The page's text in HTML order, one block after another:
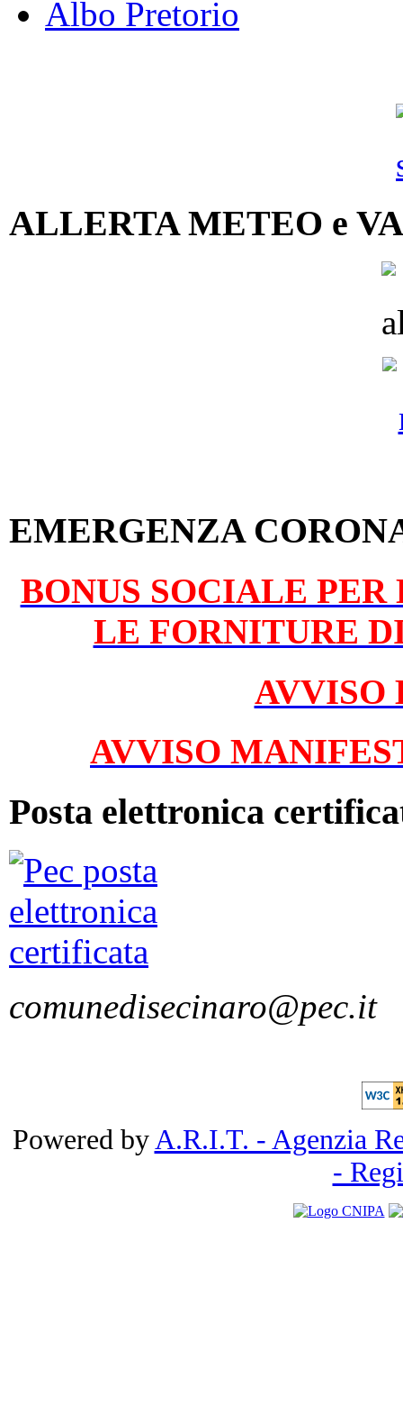
Albo Pretorio
ALLERTA METEO e
EMERGENZA
BONUS SOCIALE
LE FORNITURE
AVVISO
AVVISO
Posta elettronica
comunedisecinaro@pec.it
Powered byA.R.I.T. - Agenzia
-